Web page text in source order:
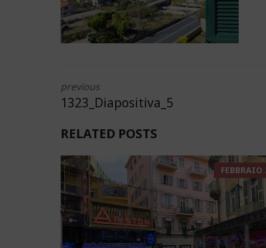
previous
1323_Diapositiva_5
RELATED POSTS
FEBBRAIO